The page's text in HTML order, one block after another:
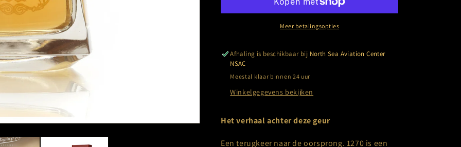
Genderfree
-
Genderfree
Meer betalingsopties
Afhaling is beschikbaar bij North Sea Aviation Center
NSAC
Meestal klaar binnen 24 uur
Winkelgegevens bekijken
Het verhaal achter deze geur
Een terugkeer naar de oorsprong. 1270 is een